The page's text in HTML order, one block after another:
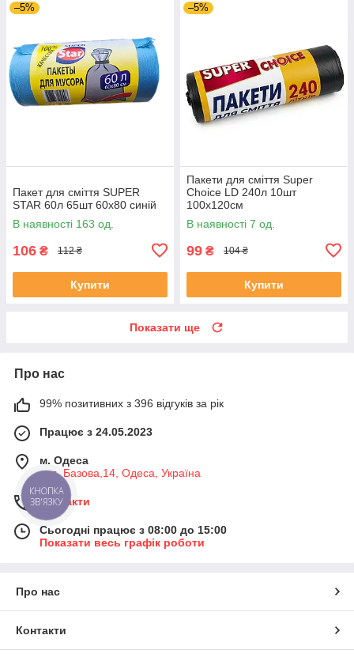
–5%
Пакет для сміття SUPER
STAR 60л 65шт 60х80 синій
В наявності 163 од.
106 ₴ 112 ₴
Купити
–5%
Пакети для сміття Super
Choice LD 240л 10шт
100х120см
В наявності 7 од.
99 ₴ 104 ₴
Купити
Показати ще
Про нас
99% позитивних з 396 відгуків за рік
Працює з 24.05.2023
м. Одеса
вул. Базова,14, Одеса, Україна
Контакти
Сьогодні працює з 08:00 до 15:00
Показати весь графік роботи
Про нас
Контакти
КНОПКА
ЗВ'ЯЗКУ